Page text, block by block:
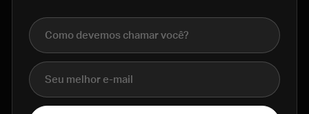
Nome completo
E-mail